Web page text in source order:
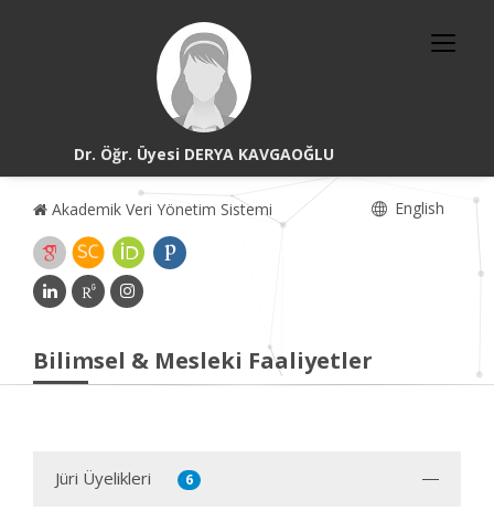
Dr. Öğr. Üyesi DERYA KAVGAOĞLU
Akademik Veri Yönetim Sistemi English
Bilimsel & Mesleki Faaliyetler
Jüri Üyelikleri 6